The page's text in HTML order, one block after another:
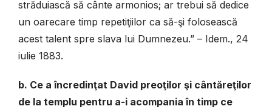
străduiască să cânte armonios; ar trebui să dedice
un oarecare timp repetiţiilor ca să-şi folosească
acest talent spre slava lui Dumnezeu.” – Idem., 24
iulie 1883.
b. Ce a încredinţat David preoţilor şi cântăreţilor
de la templu pentru a-i acompania în timp ce